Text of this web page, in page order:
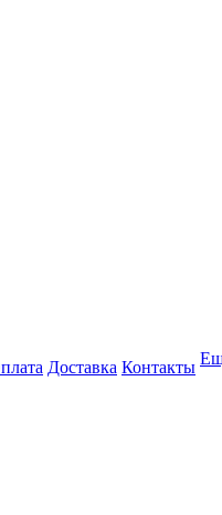
Доставка Контакты